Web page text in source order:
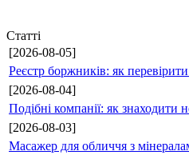
Статті
[2026-08-05]
Реєстр боржників: як
[2026-08-04]
Подібні компанії: як знаходити
[2026-08-03]
Масажер для обличчя з